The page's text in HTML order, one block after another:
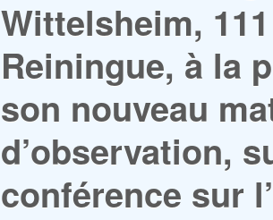
Wittelsheim,
Reiningue, à la
son nouveau
d’observation,
conférence sur